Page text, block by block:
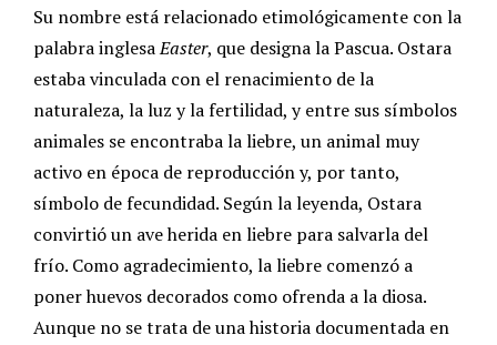
Su nombre está relacionado etimológicamente con la
palabra inglesaEaster, que designa la Pascua. Ostara
estaba vinculada con el renacimiento de la
naturaleza, la luz y la fertilidad, y entre sus símbolos
animales se encontraba la liebre, un animal muy
activo en época de reproducción y, por tanto,
símbolo de fecundidad. Según la leyenda, Ostara
convirtió un ave herida en liebre para salvarla del
frío. Como agradecimiento, la liebre comenzó a
poner huevos decorados como ofrenda a la diosa.
Aunque no se trata de una historia documentada en